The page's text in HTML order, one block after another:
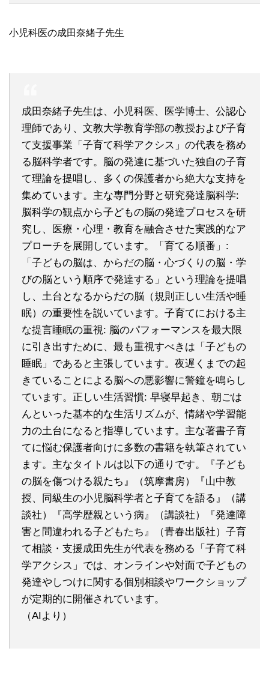
小児科医の成田奈緒子先生
成田奈緒子先生は、小児科医、医学博士、公認心
理師であり、文教大学教育学部の教授および子育
て支援事業「子育て科学アクシス」の代表を務め
る脳科学者です。脳の発達に基づいた独自の子育
て理論を提唱し、多くの保護者から絶大な支持を
集めています。主な専門分野と研究発達脳科学:
脳科学の観点から子どもの脳の発達プロセスを研
究し、医療・心理・教育を融合させた実践的なア
プローチを展開しています。「育てる順番」:
「子どもの脳は、からだの脳・心づくりの脳・学
びの脳という順序で発達する」という理論を提唱
し、土台となるからだの脳（規則正しい生活や睡
眠）の重要性を説いています。子育てにおける主
な提言睡眠の重視: 脳のパフォーマンスを最大限
に引き出すために、最も重視すべきは「子どもの
睡眠」であると主張しています。夜遅くまでの起
きていることによる脳への悪影響に警鐘を鳴らし
ています。正しい生活習慣: 早寝早起き、朝ごは
んといった基本的な生活リズムが、情緒や学習能
力の土台になると指導しています。主な著書子育
てに悩む保護者向けに多数の書籍を執筆されてい
ます。主なタイトルは以下の通りです。『子ども
の脳を傷つける親たち』（筑摩書房）『山中教
授、同級生の小児脳科学者と子育てを語る』（講
談社）『高学歴親という病』（講談社）『発達障
害と間違われる子どもたち』（青春出版社）子育
て相談・支援成田先生が代表を務める「子育て科
学アクシス」では、オンラインや対面で子どもの
発達やしつけに関する個別相談やワークショップ
が定期的に開催されています。
（AIより）